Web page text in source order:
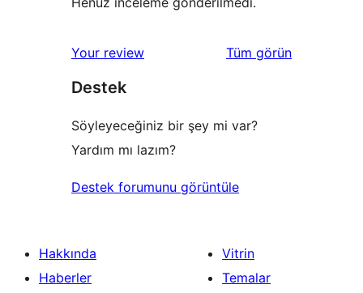
Your review Tüm değerlendirmeleri
görün
Destek
Söyleyeceğiniz bir şey mi var?
Yardım mı lazım?
Destek forumunu görüntüle
Hakkında
Haberler
Vitrin
Temalar